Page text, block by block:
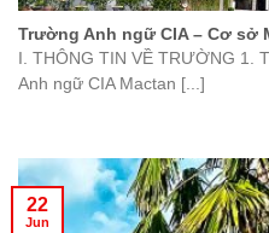
Trường Anh ngữ CIA – Cơ sở
I. THÔNG TIN VỀ TRƯỜNG 1.
Anh ngữ CIA Mactan [...]
22
Jun